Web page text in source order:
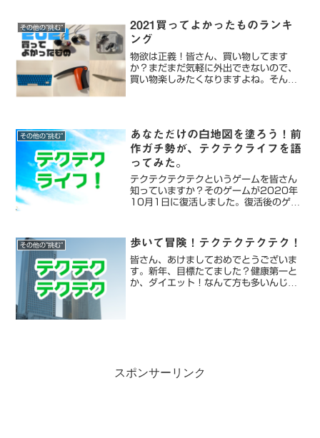
その他の”挑む”
2021買ってよかったものランキ
ング
物欲は正義！皆さん、買い物してます
か？まだまだ気軽に外出できないので、
買い物楽しみたくなりますよね。そんな
その他の”挑む”
あなただけの白地図を塗ろう！前
作ガチ勢が、テクテクライフを語
ってみた。
テクテクテクテクというゲームを皆さん
知っていますか？そのゲームが2020年
10月1日に復活しました。復活後のゲー
はないです！今回は、このテクテクライ
フの魅力を語らせてく...
その他の”挑む” 歩いて冒険！テクテクテクテク！
皆さん、あけましておめでとうございま
す。新年、目標たてました？健康第一と
か、ダイエット！なんて方も多いんじゃ
スポンサーリンク